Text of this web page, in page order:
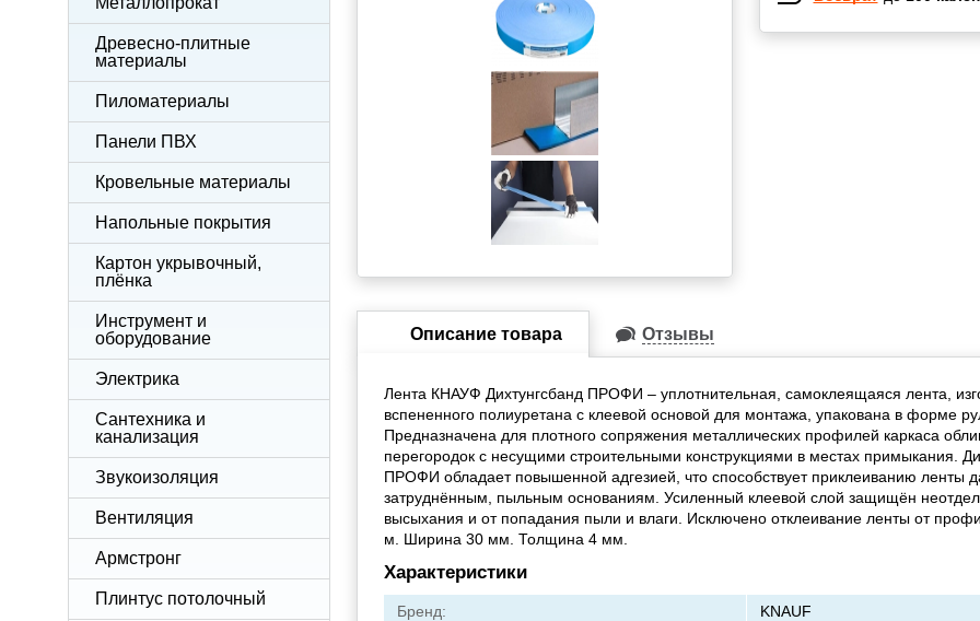
Древесно-плитные
материалы
Пиломатериалы
Панели ПВХ
Кровельные материалы
Напольные покрытия
Картон укрывочный,
плёнка
Инструмент и
оборудование
Электрика
Сантехника и
канализация
Звукоизоляция
Вентиляция
Армстронг
Плинтус потолочный
Описание товара Отзывы
Лента КНАУФ Дихтунгсбанд ПРОФИ – уплотнительная, самоклеящаяся лента,
вспененного полиуретана с клеевой основой для монтажа, упакована в форме
Предназначена для плотного сопряжения металлических профилей каркаса
перегородок с несущими строительными конструкциями в местах примыкания.
ПРОФИ обладает повышенной адгезией, что способствует приклеиванию ленты
затруднённым, пыльным основаниям. Усиленный клеевой слой защищён
высыхания и от попадания пыли и влаги. Исключено отклеивание ленты от
м. Ширина 30 мм. Толщина 4 мм.
Характеристики
Бренд:
KNAUF